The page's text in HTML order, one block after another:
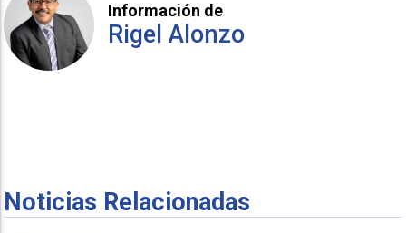
Información de
Rigel Alonzo
Noticias Relacionadas